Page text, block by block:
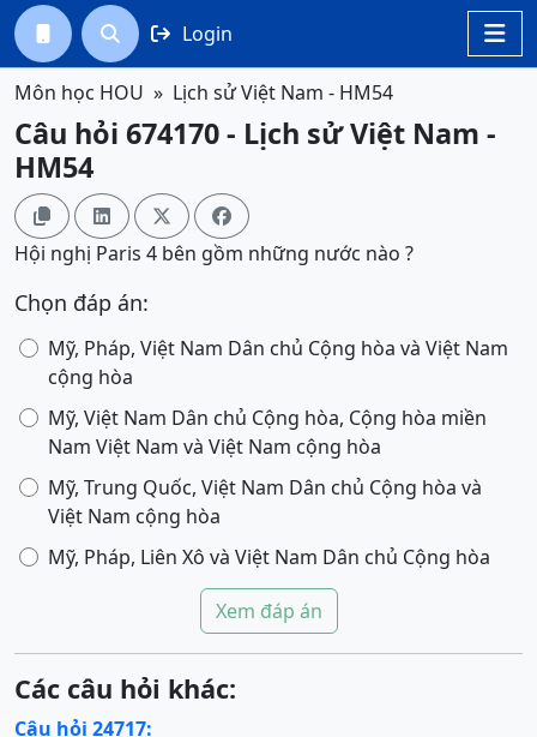

  Login
Môn học HOU Lịch sử Việt Nam - HM54
Câu hỏi 674170 - Lịch sử Việt Nam -
HM54
   
Hội nghị Paris 4 bên gồm những nước nào ?
Chọn đáp án:
Mỹ, Pháp, Việt Nam Dân chủ Cộng hòa và Việt Nam
cộng hòa
Mỹ, Việt Nam Dân chủ Cộng hòa, Cộng hòa miền
Nam Việt Nam và Việt Nam cộng hòa
Mỹ, Trung Quốc, Việt Nam Dân chủ Cộng hòa và
Việt Nam cộng hòa
Mỹ, Pháp, Liên Xô và Việt Nam Dân chủ Cộng hòa
Xem đáp án
Các câu hỏi khác:
Câu hỏi 24717: